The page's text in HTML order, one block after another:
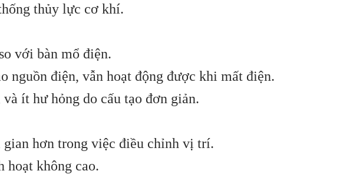
thủy lực cơ khí.
với bàn mổ điện.
nguồn điện, vẫn hoạt động được khi mất điện.
và ít hư hỏng do cấu tạo đơn giản.
gian hơn trong việc điều chỉnh vị trí.
hoạt không cao.